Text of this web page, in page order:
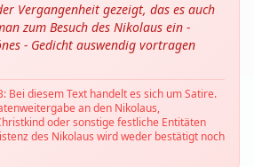
Vergangenheit gezeigt, das es auch
zum Besuch des Nikolaus ein -
- Gedicht auswendig vortragen
Bei diesem Text handelt es sich um Satire.
an den Nikolaus,
oder sonstige festliche Entitäten
des Nikolaus wird weder bestätigt noch